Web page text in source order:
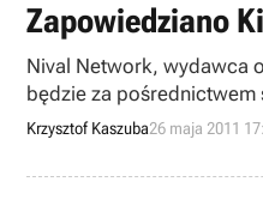
Zapowiedziano
Nival Network, wydawca
będzie za pośrednictwem
możliwe dzięki licencji
Krzysztof Kaszuba26 maja 2011